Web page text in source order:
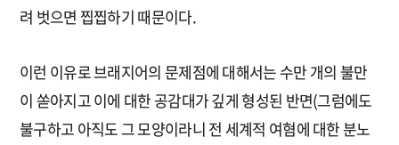
려 벗으면 찝찝하기 때문이다.
이런 이유로 브래지어의 문제점에 대해서는 수만 개의 불만
이 쏟아지고 이에 대한 공감대가 깊게 형성된 반면(그럼에도
불구하고 아직도 그 모양이라니 전 세계적 여혐에 대한 분노